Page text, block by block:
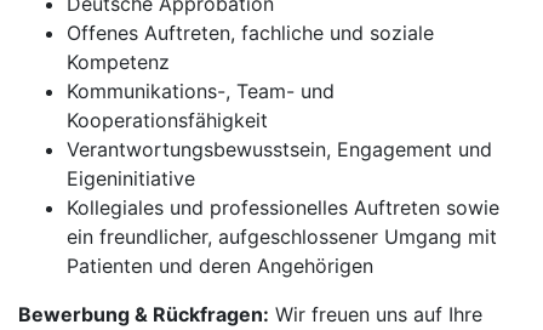
Offenes Auftreten, fachliche und soziale
Kompetenz
Kommunikations-, Team- und
Kooperationsfähigkeit
Verantwortungsbewusstsein, Engagement und
Eigeninitiative
Kollegiales und professionelles Auftreten sowie
ein freundlicher, aufgeschlossener Umgang mit
Patienten und deren Angehörigen
Bewerbung & Rückfragen: Wir freuen uns auf Ihre